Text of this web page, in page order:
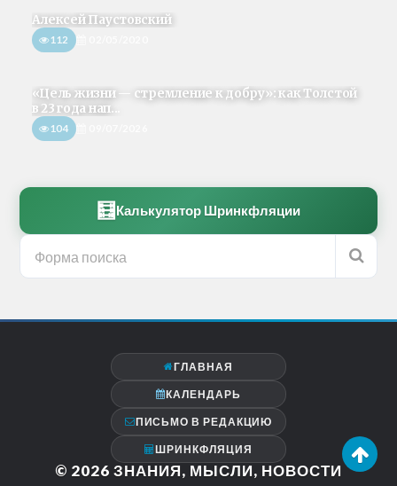
Алексей Паустовский
112
«Цель жизни — стремление к добру»: как Толстой
в 23 года нап...
104
🧮 Калькулятор Шринкфляции
ГЛАВНАЯ
КАЛЕНДАРЬ
ПИСЬМО В РЕДАКЦИЮ
ШРИНКФЛЯЦИЯ
© 2026 ЗНАНИЯ, МЫСЛИ, НОВОСТИ